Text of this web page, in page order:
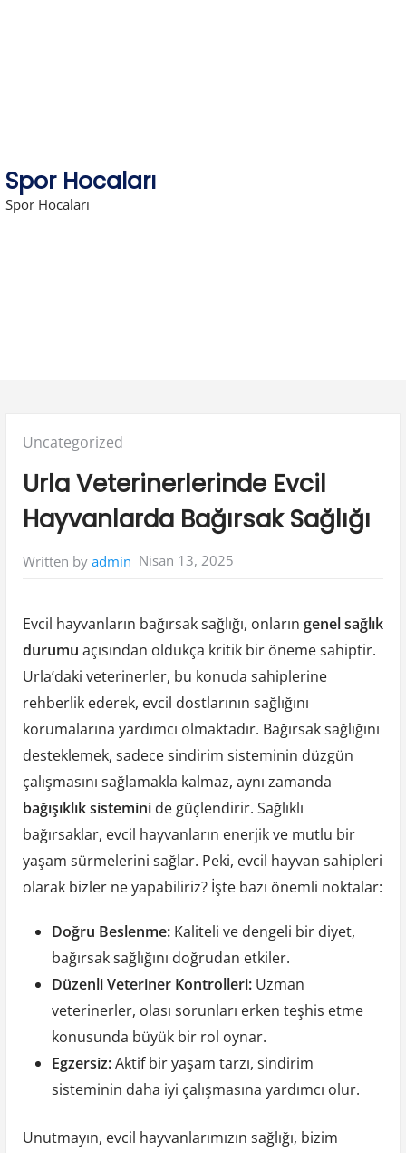
Spor Hocaları
Spor Hocaları
Posted
Uncategorized
Urla Veterinerlerinde Evcil
Hayvanlarda Bağırsak Sağlığı
Written by admin Nisan 13, 2025
Evcil hayvanların bağırsak sağlığı, onların genel sağlık
durumu açısından oldukça kritik bir öneme sahiptir.
Urla’daki veterinerler, bu konuda sahiplerine
rehberlik ederek, evcil dostlarının sağlığını
korumalarına yardımcı olmaktadır. Bağırsak sağlığını
desteklemek, sadece sindirim sisteminin düzgün
çalışmasını sağlamakla kalmaz, aynı zamanda
bağışıklık sisteminide güçlendirir. Sağlıklı
bağırsaklar, evcil hayvanların enerjik ve mutlu bir
yaşam sürmelerini sağlar. Peki, evcil hayvan sahipleri
olarak bizler ne yapabiliriz? İşte bazı önemli noktalar:
Doğru Beslenme:Kaliteli ve dengeli bir diyet,
bağırsak sağlığını doğrudan etkiler.
Düzenli Veteriner Kontrolleri:Uzman
veterinerler, olası sorunları erken teşhis etme
konusunda büyük bir rol oynar.
Egzersiz:Aktif bir yaşam tarzı, sindirim
sisteminin daha iyi çalışmasına yardımcı olur.
Unutmayın, evcil hayvanlarımızın sağlığı, bizim